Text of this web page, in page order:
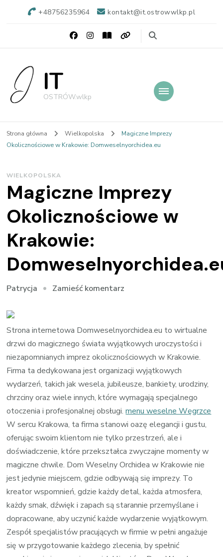
+48756235964 kontakt@it.ostrowwlkp.pl
IT
OSTRÓW.wlkp
Strona główna Wielkopolska
Magiczne Imprezy
Okolicznościowe w Krakowie: Domweselnyorchidea.eu
WIELKOPOLSKA
Magiczne Imprezy
Okolicznościowe w
Krakowie:
Patrycja Zamieść komentarz
Imprezy
Okolicznościowe
w
Krakowie:
Domweselnyorchidea.eu
Strona internetowa Domweselnyorchidea.eu to wirtualne
drzwi do magicznego świata wyjątkowych uroczystości i
niezapomnianych imprez okolicznościowych w Krakowie.
Firma ta dedykowana jest organizacji wyjątkowych
wydarzeń, takich jak wesela, jubileusze, bankiety, urodziny,
chrzciny oraz wiele innych, które wymagają specjalnego
otoczenia i profesjonalnej obsługi.menu weselne Węgrzce
W sercu Krakowa, ta firma stanowi oazę elegancji i gustu,
oferując swoim klientom nie tylko przestrzeń, ale i
doświadczenie, które przekształca zwyczajne momenty w
magiczne chwile. Dom Weselny Orchidea w Krakowie nie
jest jedynie miejscem, gdzie odbywają się imprezy. To
kreator wspomnień, gdzie każdy detal, każda atmosfera,
każdy smak, dźwięk i zapach są starannie przemyślane i
dopracowane, aby uczynić każde wydarzenie wyjątkowym.
Zespół specjalistów pracujących w firmie w pełni angażuje
się w przygotowanie każdego zlecenia, by spełnić